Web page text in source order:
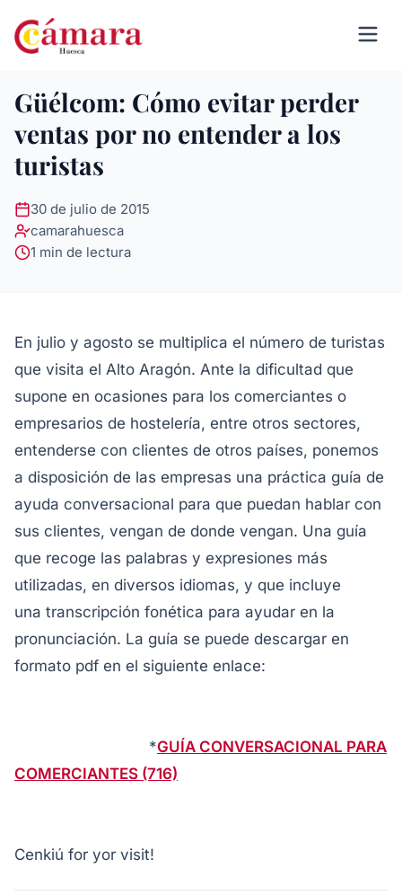
Güélcom: Cómo evitar perder
ventas por no entender a los
turistas
30 de julio de 2015
camarahuesca
1 min de lectura
En julio y agosto se multiplica el número de turistas
que visita el Alto Aragón. Ante la dificultad que
supone en ocasiones para los comerciantes o
empresarios de hostelería, entre otros sectores,
entenderse con clientes de otros países, ponemos
a disposición de las empresas una práctica guía de
ayuda conversacional para que puedan hablar con
sus clientes, vengan de donde vengan. Una guía
que recoge las palabras y expresiones más
utilizadas, en diversos idiomas, y que incluye
una transcripción fonética para ayudar en la
pronunciación. La guía se puede descargar en
formato pdf en el siguiente enlace:
*GUÍA CONVERSACIONAL PARA
COMERCIANTES (716)
Cenkiú for yor visit!